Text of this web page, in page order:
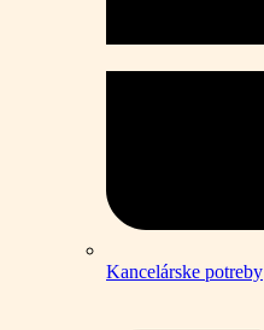
Kancelárske potreby